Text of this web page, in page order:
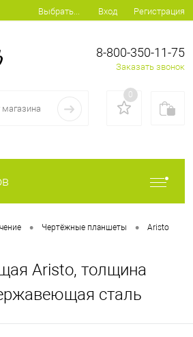
Выбрать... Вход Регистрация
8-800-350-11-75
Заказать звонок
0
• Чертёжные планшеты • Aristo
Aristo, толщина
сталь